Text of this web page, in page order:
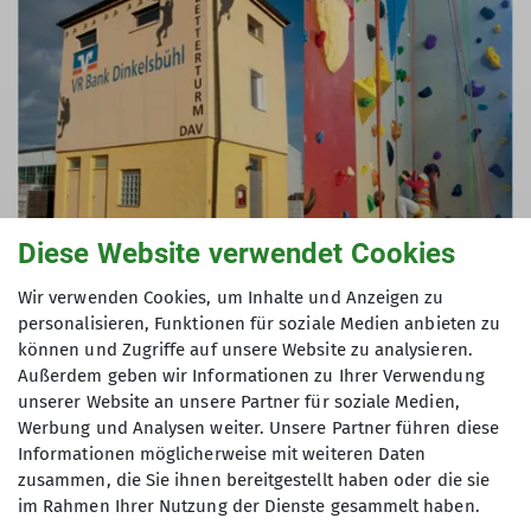
© Conny Schmitd
Für den geplanten Erwerb des Grundstücks am
Kletterturm wurde ein Crowdfunding ins Leben
gerufen. Ziel der Aktion ist es, die anfallenden
Grundstücks- und Nebenkosten möglichst gering
zu halten.
Crowdfunding für
Grundstückskauf am
Kletterturm gestartet
Für den geplanten Erwerb des
Grundstücks am Kletterturm wurde ein
Crowdfunding ins Leben gerufen. Ziel
der Aktion ist es, die anfallenden
Grundstücks- und Nebenkosten
möglichst gering zu halten.
Unterstützerinnen und Unterstützer
Diese Website verwendet Cookies
Wir verwenden Cookies, um Inhalte und Anzeigen zu
personalisieren, Funktionen für soziale Medien anbieten zu
können und Zugriffe auf unsere Website zu analysieren.
Außerdem geben wir Informationen zu Ihrer Verwendung
unserer Website an unsere Partner für soziale Medien,
Werbung und Analysen weiter. Unsere Partner führen diese
Informationen möglicherweise mit weiteren Daten
zusammen, die Sie ihnen bereitgestellt haben oder die sie
im Rahmen Ihrer Nutzung der Dienste gesammelt haben.